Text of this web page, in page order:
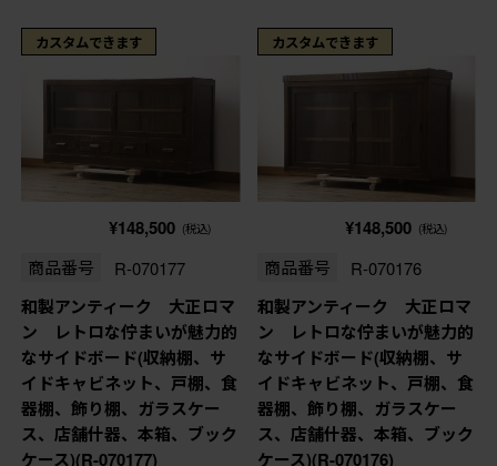
カスタムできます
¥148,500 (税込)
商品番号 R-070177
和製アンティーク 大正ロマ
ン レトロな佇まいが魅力的
なサイドボード(収納棚、サ
イドキャビネット、戸棚、食
器棚、飾り棚、ガラスケー
ス、店舗什器、本箱、ブック
ケース)(R-070177)
カスタムできます
¥148,500 (税込)
商品番号 R-070176
和製アンティーク 大正ロマ
ン レトロな佇まいが魅力的
なサイドボード(収納棚、サ
イドキャビネット、戸棚、食
器棚、飾り棚、ガラスケー
ス、店舗什器、本箱、ブック
ケース)(R-070176)